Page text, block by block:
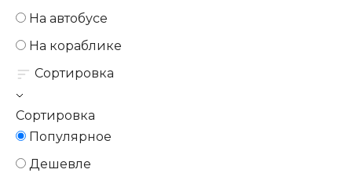
На автобусе
На кораблике
Сортировка
Сортировка
Популярное
Дешевле